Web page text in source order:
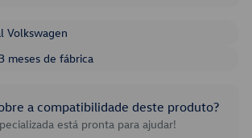
Volkswagen
meses de fábrica
a compatibilidade deste produto?
está pronta para ajudar!